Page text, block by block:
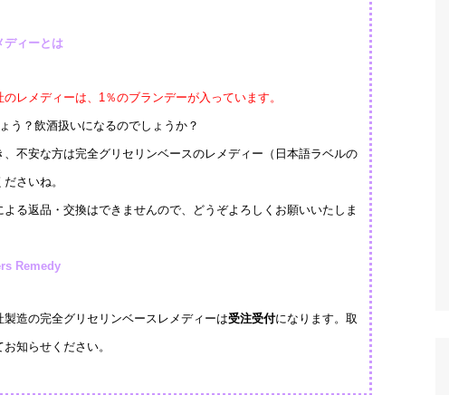
ディーとは
のレメディーは、1％のブランデーが入っています。
う？飲酒扱いになるのでしょうか？
、不安な方は完全グリセリンベースのレメディー（日本語ラベルの
さいね。
る返品・交換はできませんので、どうぞよろしくお願いいたしま
Remedy
製造の完全グリセリンベースレメディーは受注受付になります。取
知らせください。